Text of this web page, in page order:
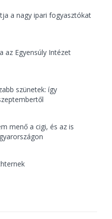
a nagy ipari fogyasztókat
az Egyensúly Intézet
szünetek: így
menő a cigi, és az is